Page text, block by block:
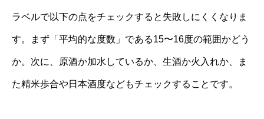
ラベルで以下の点をチェックすると失敗しにくくなりま
す。まず「平均的な度数」である15〜16度の範囲かどう
か。次に、原酒か加水しているか、生酒か火入れか、ま
た精米歩合や日本酒度などもチェックすることです。